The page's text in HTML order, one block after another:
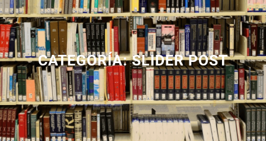
CATEGORÍA:SLIDER POST